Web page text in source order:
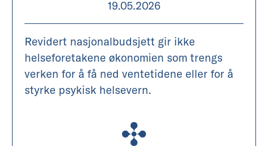
19.05.2026
Revidert nasjonalbudsjett gir ikke
helseforetakene økonomien som trengs
verken for å få ned ventetidene eller for å
styrke psykisk helsevern.